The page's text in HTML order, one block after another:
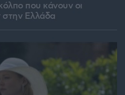
που κάνουν οι
στην Ελλάδα